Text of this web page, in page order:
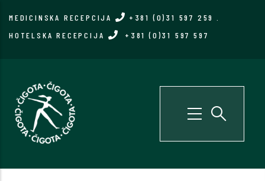
MEDICINSKA RECEPCIJA +381 (0)31 597 259
HOTELSKA RECEPCIJA
+381 (0)31 597 597